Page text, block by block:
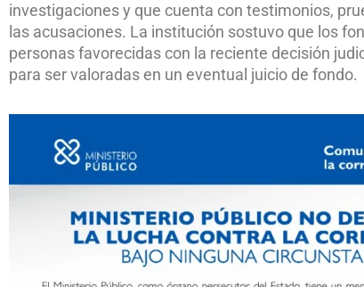
investigaciones y que cuenta con testimonios,
las acusaciones. La institución sostuvo que los
personas favorecidas con la reciente decisión
para ser valoradas en un eventual juicio de fondo.